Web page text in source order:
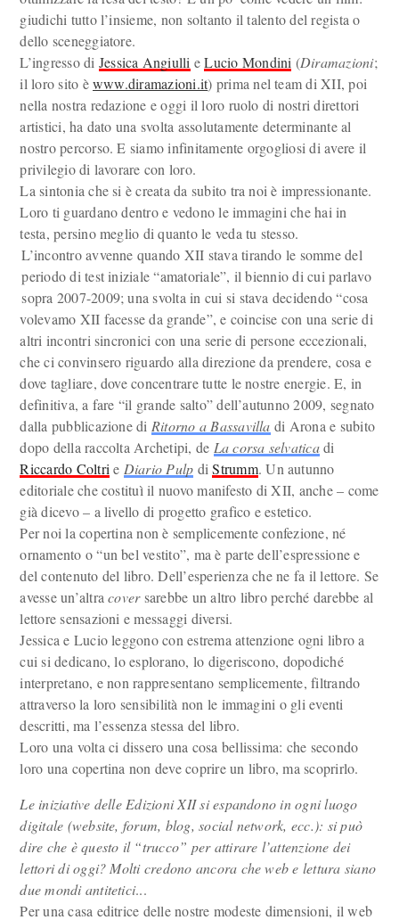
giudichi tutto l’insieme, non soltanto il talento del regista o
dello sceneggiatore.
L’ingresso di Jessica Angiulli eLucio Mondini (Diramazioni;
il loro sito èwww.diramazioni.it) prima nel team di XII, poi
nella nostra redazione e oggi il loro ruolo di nostri direttori
artistici, ha dato una svolta assolutamente determinante al
nostro percorso. E siamo infinitamente orgogliosi di avere il
privilegio di lavorare con loro.
La sintonia che si è creata da subito tra noi è impressionante.
Loro ti guardano dentro e vedono le immagini che hai in
testa, persino meglio di quanto le veda tu stesso.
L’incontro avvenne quando XII stava tirando le somme del
periodo di test iniziale “amatoriale”, il biennio di cui parlavo
sopra 2007-2009; una svolta in cui si stava decidendo “cosa
volevamo XII facesse da grande”, e coincise con una serie di
altri incontri sincronici con una serie di persone eccezionali,
che ci convinsero riguardo alla direzione da prendere, cosa e
dove tagliare, dove concentrare tutte le nostre energie. E, in
definitiva, a fare “il grande salto” dell’autunno 2009, segnato
dalla pubblicazione di Ritorno a Bassavilla di Arona e subito
dopo della raccolta Archetipi, de La corsa selvaticadi
Riccardo Coltri e Diario Pulp diStrumm. Un autunno
editoriale che costituì il nuovo manifesto di XII, anche – come
già dicevo – a livello di progetto grafico e estetico.
Per noi la copertina non è semplicemente confezione, né
ornamento o “un bel vestito”, ma è parte dell’espressione e
del contenuto del libro. Dell’esperienza che ne fa il lettore. Se
avesse un’altracoversarebbe un altro libro perché darebbe al
lettore sensazioni e messaggi diversi.
Jessica e Lucio leggono con estrema attenzione ogni libro a
cui si dedicano, lo esplorano, lo digeriscono, dopodiché
interpretano, e non rappresentano semplicemente, filtrando
attraverso la loro sensibilità non le immagini o gli eventi
descritti, ma l’essenza stessa del libro.
Loro una volta ci dissero una cosa bellissima: che secondo
loro una copertina non deve coprire un libro, ma scoprirlo.
Le iniziative delle Edizioni XII si espandono in ogni luogo
digitale (website, forum, blog, social network, ecc.): si può
dire che è questo il “trucco” per attirare l’attenzione dei
lettori di oggi? Molti credono ancora che web e lettura siano
due mondi antitetici...
Per una casa editrice delle nostre modeste dimensioni, il web